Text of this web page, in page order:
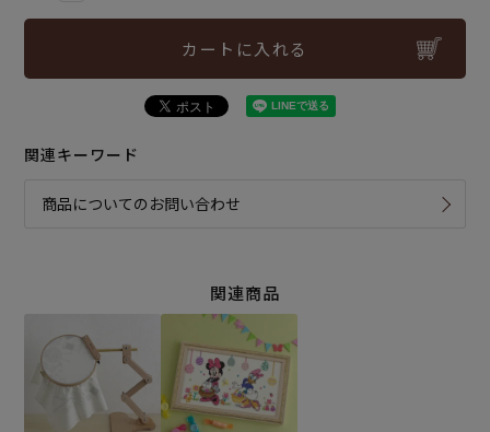
カートに入れる
関連キーワード
商品についてのお問い合わせ
関連商品